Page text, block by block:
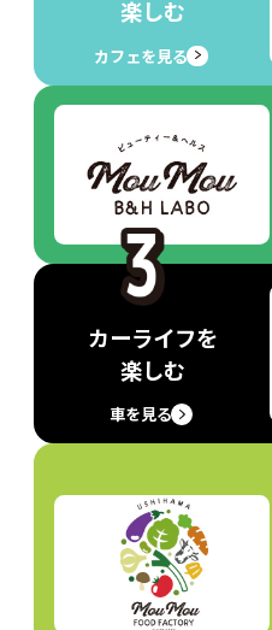
楽しむ
カフェを見る
カーライフを
楽しむ
車を見る